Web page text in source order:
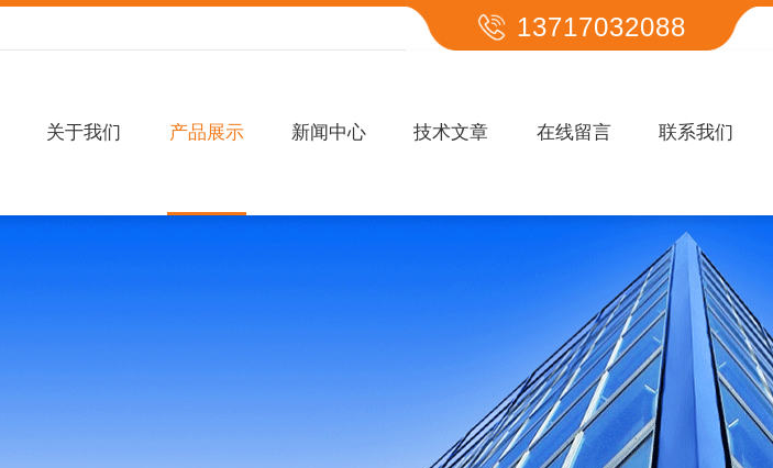
13717032088
关于我们 产品展示 新闻中心 技术文章 在线留言 联系我们